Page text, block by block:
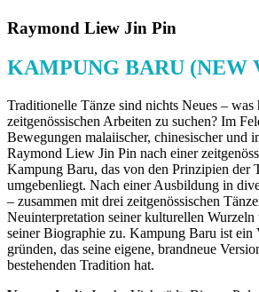
Raymond Liew Jin Pin
KAMPUNG BARU (NEW
Traditionelle Tänze sind nichts Neues – was
zeitgenössischen Arbeiten zu suchen? Im
Bewegungen malaiischer, chinesischer und
Raymond Liew Jin Pin nach einer
Kampung Baru, das von den Prinzipien der
umgebenliegt. Nach einer Ausbildung in
– zusammen mit drei zeitgenössischen
Neuinterpretation seiner kulturellen
seiner Biographie zu. Kampung Baru ist ein
gründen, das seine eigene, brandneue
bestehenden Tradition hat.